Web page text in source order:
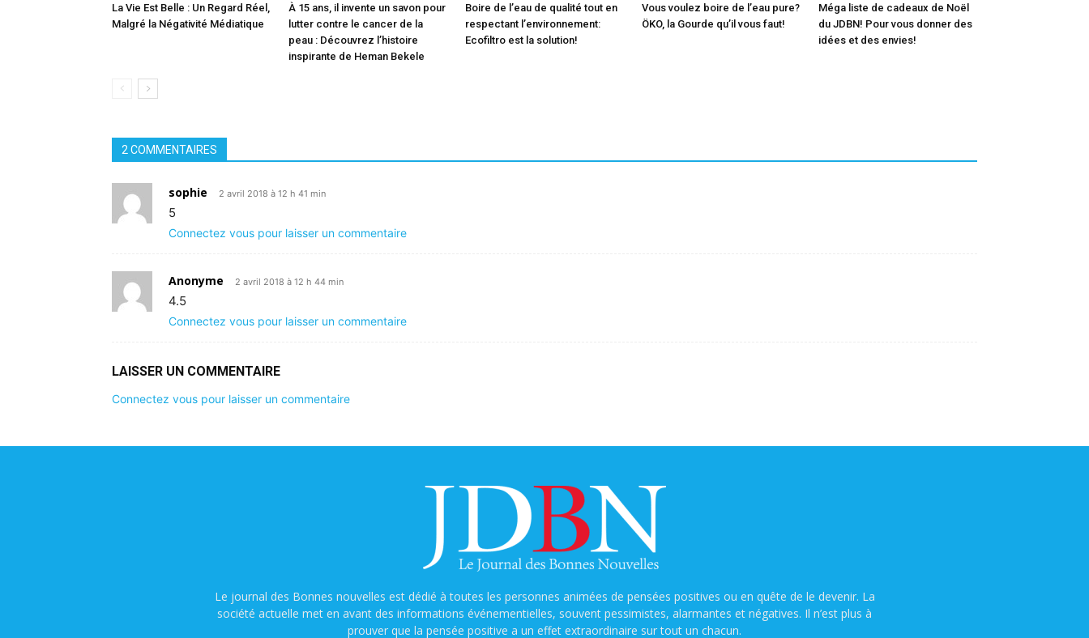
La Vie Est Belle : Un Regard Réel,
Malgré la Négativité Médiatique
À 15 ans, il invente un savon pour
lutter contre le cancer de la
peau : Découvrez l’histoire
inspirante de Heman Bekele
Boire de l’eau de qualité tout en
respectant l’environnement:
Ecofiltro est la solution!
Vous voulez boire de l’eau pure?
ÖKO, la Gourde qu’il vous faut!
Méga liste de cadeaux de Noël
du JDBN! Pour vous donner des
idées et des envies!
2 COMMENTAIRES
sophie 2 avril 2018 à 12 h 41 min
5
Connectez vous pour laisser un commentaire
Anonyme 2 avril 2018 à 12 h 44 min
4.5
Connectez vous pour laisser un commentaire
LAISSER UN COMMENTAIRE
Connectez vous pour laisser un commentaire
Le journal des Bonnes nouvelles est dédié à toutes les personnes animées de pensées positives ou en quête de le devenir. La
société actuelle met en avant des informations événementielles, souvent pessimistes, alarmantes et négatives. Il n’est plus à
prouver que la pensée positive a un effet extraordinaire sur tout un chacun.